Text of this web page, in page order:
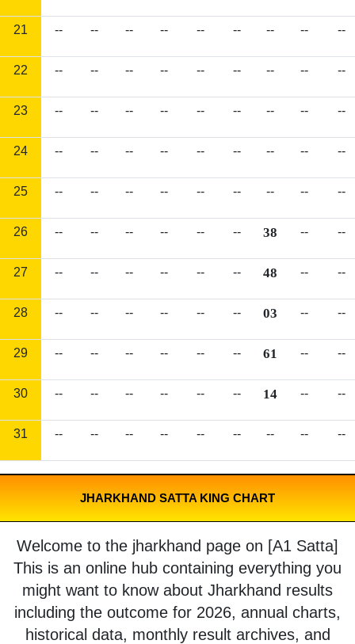
21 -- -- -- -- -- -- -- -- --
22 -- -- -- -- -- -- -- -- --
23 -- -- -- -- -- -- -- -- --
24 -- -- -- -- -- -- -- -- --
25 -- -- -- -- -- -- -- -- --
26 -- -- -- -- -- -- 38 -- --
27 -- -- -- -- -- -- 48 -- --
28 -- -- -- -- -- -- 03 -- --
29 -- -- -- -- -- -- 61 -- --
30 -- -- -- -- -- -- 14 -- --
31 -- -- -- -- -- -- -- -- --
JHARKHAND SATTA KING CHART
Welcome to the jharkhand page on [A1 Satta]
This is an online hub containing everything you
might want to know about Jharkhand results
including the outcome for 2026, annual charts,
historical data, monthly result archives, and